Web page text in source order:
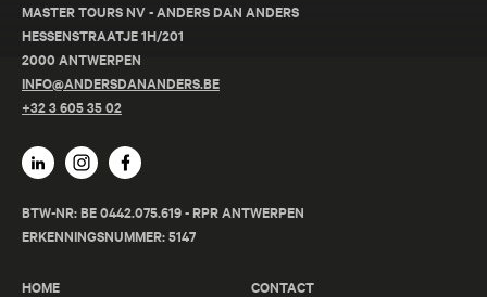
MASTER TOURS NV - ANDERS DAN ANDERS
HESSENSTRAATJE 1H/201
2000 ANTWERPEN
INFO@ANDERSDANANDERS.BE
+32 3 605 35 02
BTW-NR: BE 0442.075.619 - RPR ANTWERPEN
ERKENNINGSNUMMER: 5147
HOME
CONTACT